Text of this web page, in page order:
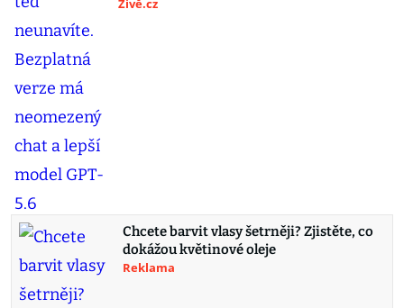
Živě.cz
Chcete barvit vlasy šetrněji? Zjistěte, co
dokážou květinové oleje
Reklama